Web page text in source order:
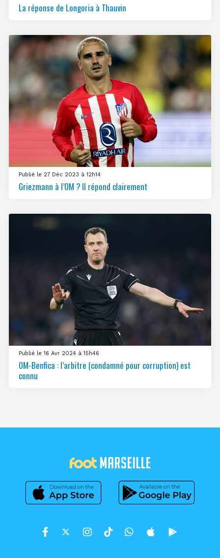
La réponse de Longoria à Thauvin
Publié le 27 Déc 2023 à 12h14
Griezmann à l’OM ? Il répond clairement
Publié le 16 Avr 2024 à 15h46
OM-Benfica : l’arbitre (condamné pour corruption) est
connu